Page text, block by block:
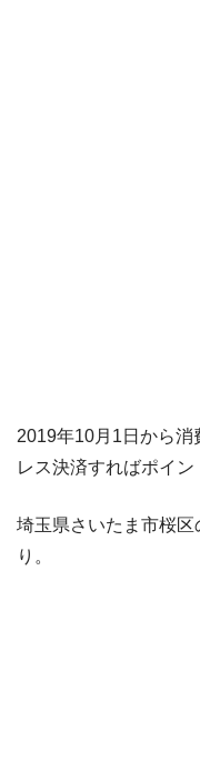
2019年10月1日から消
レス決済すればポイン
埼玉県さいたま市桜
り。